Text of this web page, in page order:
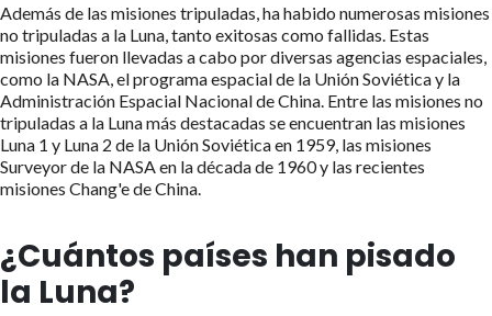
Además de las misiones tripuladas, ha habido numerosas misiones
no tripuladas a la Luna, tanto exitosas como fallidas. Estas
misiones fueron llevadas a cabo por diversas agencias espaciales,
como la NASA, el programa espacial de la Unión Soviética y la
Administración Espacial Nacional de China. Entre las misiones no
tripuladas a la Luna más destacadas se encuentran las misiones
Luna 1 y Luna 2 de la Unión Soviética en 1959, las misiones
Surveyor de la NASA en la década de 1960 y las recientes
misiones Chang'e de China.
¿Cuántos países han pisado
la Luna?